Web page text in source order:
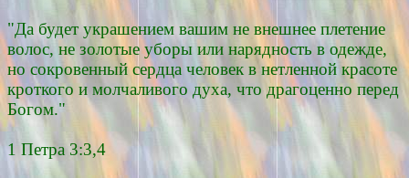
"Да будет украшением вашим не внешнее плетение
волос, не золотые уборы или нарядность в одежде,
но сокровенный сердца человек в нетленной красоте
кроткого и молчаливого духа, что драгоценно перед
Богом."
1 Петра 3:3,4